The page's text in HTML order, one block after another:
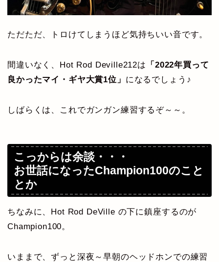
ただただ、トロけてしまうほど気持ちいい音です。
間違いなく、Hot Rod Deville212は 「 2022年買って
良かったマイ・ギヤ大賞1位」 になるでしょう♪
しばらくは、これでガンガン練習するぞ～～。
こっからは余談・・・
お世話になったChampion100のこと
とか
ちなみに、Hot Rod DeVille の下に鎮座するのが
Champion100。
いままで、ずっと深夜～早朝のヘッドホンでの練習